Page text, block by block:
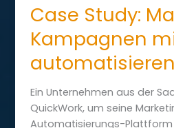
Case Study:
Kampagnen
Ein Unternehmen aus der
QuickWork, um seine
Automatisierungs-Plattform